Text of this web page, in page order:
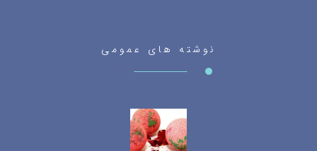
نوشته های عمومی